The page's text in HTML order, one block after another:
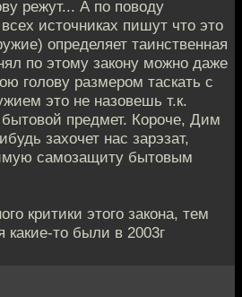
режут... А по поводу
источниках пишут что это
определяет таинственная
по этому закону можно даже
голову размером таскать с
это не назовешь т.к.
предмет. Короче, Дим
захочет нас зарэзат,
самозащиту бытовым
критики этого закона, тем
то были в 2003г